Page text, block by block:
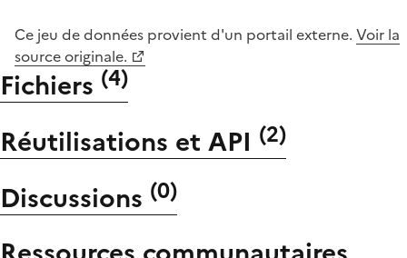
Ce jeu de données provient d'un portail externe. Voir la
source originale.
Fichiers (4)
Réutilisations et API (2)
Discussions (0)